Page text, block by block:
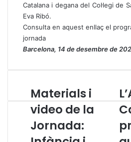
Catalana i degana del Col·legi de
Eva Ribó.
Consulta en aquest enllaç el
jornada
Barcelona, 14 de desembre de
M
a
t
e
Materials i
video de la
Jornada:
L
’
A
d
v